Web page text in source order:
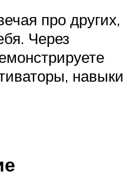
про других,
Через
навыки